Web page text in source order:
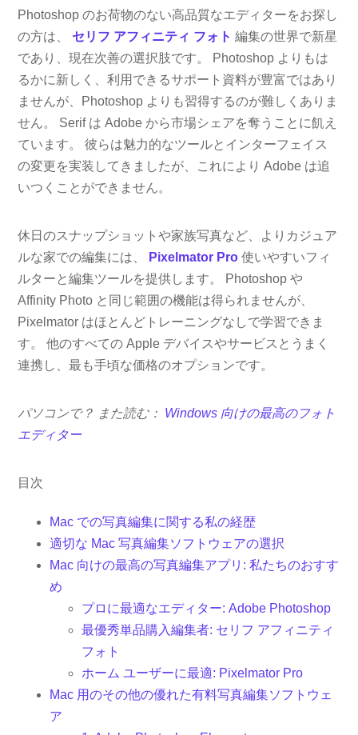
Photoshop のお荷物のない高品質なエディターをお探し
の方は、 セリフ アフィニティ フォト 編集の世界で新星
であり、現在次善の選択肢です。 Photoshop よりもは
るかに新しく、利用できるサポート資料が豊富ではあり
ませんが、Photoshop よりも習得するのが難しくありま
せん。 Serif は Adob​​e から市場シェアを奪うことに飢え
ています。 彼らは魅力的なツールとインターフェイス
の変更を実装してきましたが、これにより Adob​​e は追
いつくことができません。
休日のスナップショットや家族写真など、よりカジュア
ルな家での編集には、
Pixelmator Pro 使いやすいフィ
ルターと編集ツールを提供します。 Photoshop や
Affinity Photo と同じ範囲の機能は得られませんが、
Pixelmator はほとんどトレーニングなしで学習できま
す。 他のすべての Apple デバイスやサービスとうまく
連携し、最も手頃な価格のオプションです。
パソコンで？ また読む： Windows 向けの最高のフォト
エディター
目次
Mac での写真編集に関する私の経歴
適切な Mac 写真編集ソフトウェアの選択
Mac 向けの最高の写真編集アプリ: 私たちのおすす
め
プロに最適なエディター: Adob​​e Photoshop
最優秀単品購入編集者: セリフ アフィニティ
フォト
ホーム ユーザーに最適: Pixelmator Pro
Mac 用のその他の優れた有料写真編集ソフトウェ
ア